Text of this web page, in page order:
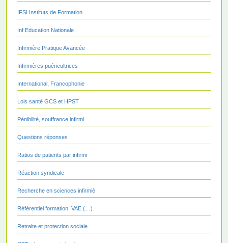
IFSI Instituts de Formation
Inf Education Nationale
Infirmière Pratique Avancée
Infirmières puéricultrices
International, Francophonie
Lois santé GCS et HPST
Pénibilité, souffrance infirmi
Questions réponses
Ratios de patients par infirmi
Réaction syndicale
Recherche en sciences infirmiè
Référentiel formation, VAE (…)
Retraite et protection sociale